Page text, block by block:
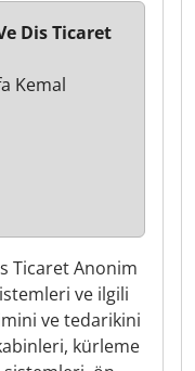
Ticaret Anonim
ve ilgili
ve tedarikini
kürleme
Dis Ticaret
Kemal